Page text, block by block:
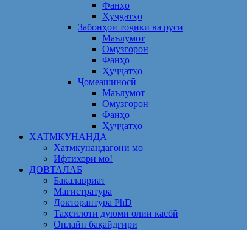
Фанҳо
Ҳуҷҷатҳо
Забонҳои тоҷикӣ ва русӣ
Маълумот
Омузгорон
Фанҳо
Ҳуҷҷатҳо
Ҷомеашиносӣ
Маълумот
Омузгорон
Фанҳо
Ҳуҷҷатҳо
ХАТМКУНАНДА
Хатмкунандагони мо
Ифтихори мо!
ДОВТАЛАБ
Бакалавриат
Магистратура
Докторантура PhD
Таҳсилоти дуюми олии касбӣ
Онлайн бақайдгирӣ